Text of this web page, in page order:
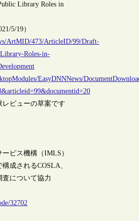
Library Roles in
5/19）
ArtMID/473/ArticleID/99/Draft-
Roles-in-
EasyDNNNews/
ビューの草案です
ビス機構（IMLS）
成されるCOSLA、
について協力
32702